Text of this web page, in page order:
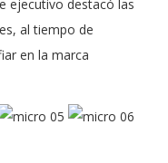
ejecutivo destacó las
al tiempo de
en la marca